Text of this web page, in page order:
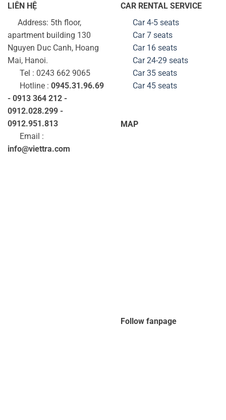
LIÊN HỆ
Address: 5th floor,
apartment building 130
Nguyen Duc Canh, Hoang
Mai, Hanoi.
Tel : 0243 662 9065
Hotline : 0945.31.96.69
- 0913 364 212 -
0912.028.299 -
0912.951.813
Email :
info@viettra.com
CAR RENTAL SERVICE
Car 4-5 seats
Car 7 seats
Car 16 seats
Car 24-29 seats
Car 35 seats
Car 45 seats
MAP
Follow fanpage